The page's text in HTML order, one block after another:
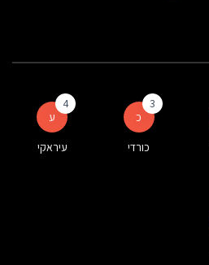
כ
3
כורדי
ע
4
עיראקי